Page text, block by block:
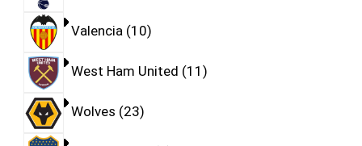
Valencia 10
West Ham United 11
Wolves 23